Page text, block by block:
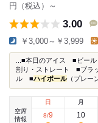
円（税込）～
3.00
￥3,000～￥3,999
...■本日のアイス ■ビー
割り・ストレート ■ブラ
ル ■ハイボール（プレー
空席
情報
日
8/9
月
10